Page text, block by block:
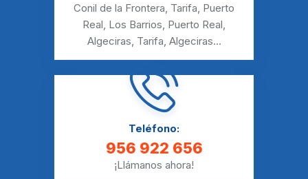
Conil de la Frontera Tarifa Puerto
Real Los Barrios Puerto Real
Algeciras Tarifa Algeciras...
Teléfono:
956 922 656
¡Llámanos ahora!